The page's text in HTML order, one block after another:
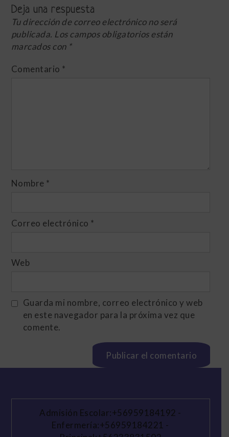
Deja una respuesta
Tu dirección de correo electrónico no será
publicada. Los campos obligatorios están
marcados con *
Comentario *
Nombre *
Correo electrónico *
Web
Guarda mi nombre, correo electrónico y web
en este navegador para la próxima vez que
comente.
Admisión Escolar:+56959184192 -
Enfermería:+56959184221 -